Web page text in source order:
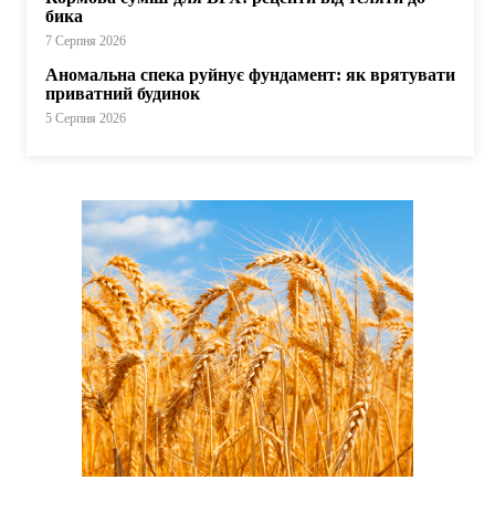
бика
7 Серпня 2026
Аномальна спека руйнує фундамент: як врятувати
приватний будинок
5 Серпня 2026